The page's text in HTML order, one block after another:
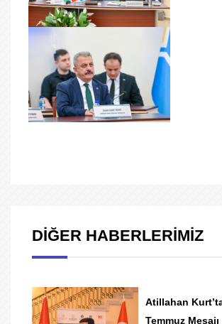
DİĞER HABERLERİMİZ
Atillahan
Temmuz Mesajı